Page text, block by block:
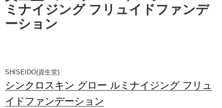
ミナイジング フリュイドファンデ
ーション
SHISEIDO(資生堂)
シンクロスキン グロー ルミナイジング フリュ
イドファンデーション